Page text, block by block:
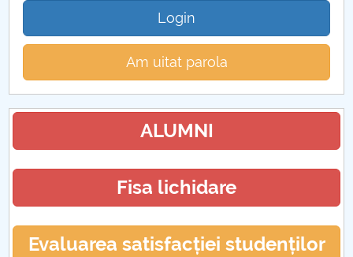
Login
Am uitat parola
ALUMNI
Fisa lichidare
Evaluarea satisfacției studenților